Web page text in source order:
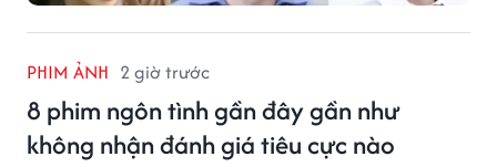
PHIM ẢNH 2 giờ trước
8 phim ngôn tình gần đây gần như
không nhận đánh giá tiêu cực nào